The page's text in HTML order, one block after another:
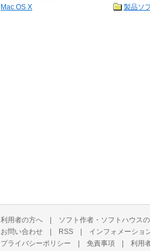
Mac OS X
製品ソ
利用者の方へ | ソフト作者・ソフトハウス
お問い合わせ | RSS | インフォメーショ
プライバシーポリシー | 免責事項 | 利用